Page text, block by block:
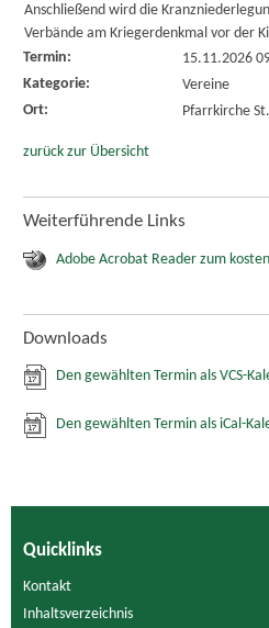
Anschließend wird die
Verbände am Kriegerdenkmal vor der
Termin:
15.11.2026
Kategorie:
Vereine
Ort:
Pfarrkirche
zurück zur Übersicht
Weiterführende Links
Adobe Acrobat Reader zum
Downloads
Den gewählten Termin als VCS-
Den gewählten Termin als iCal-
Quicklinks
Kontakt
Inhaltsverzeichnis